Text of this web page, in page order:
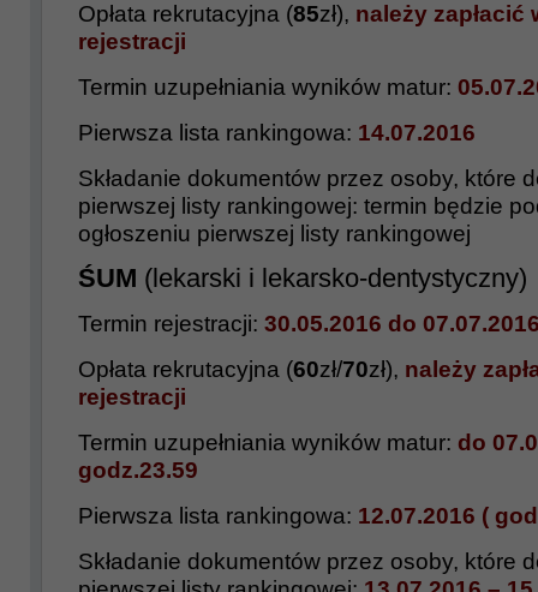
Opłata rekrutacyjna (85zł), należy zapłacić
rejestracji
Termin uzupełniania wyników matur:
Pierwsza lista rankingowa: 14.07.2016
Składanie dokumentów przez osoby, które
pierwszej listy rankingowej: termin będzie
ogłoszeniu pierwszej listy rankingowej
ŚUM (lekarski i lekarsko-dentystyczny)
Termin rejestracji: 30.05.2016 do
Opłata rekrutacyjna (60zł/70zł), należy
rejestracji
Termin uzupełniania wyników matur: do
godz.23.59
Pierwsza lista rankingowa: 12.07.2016 (
Składanie dokumentów przez osoby, które